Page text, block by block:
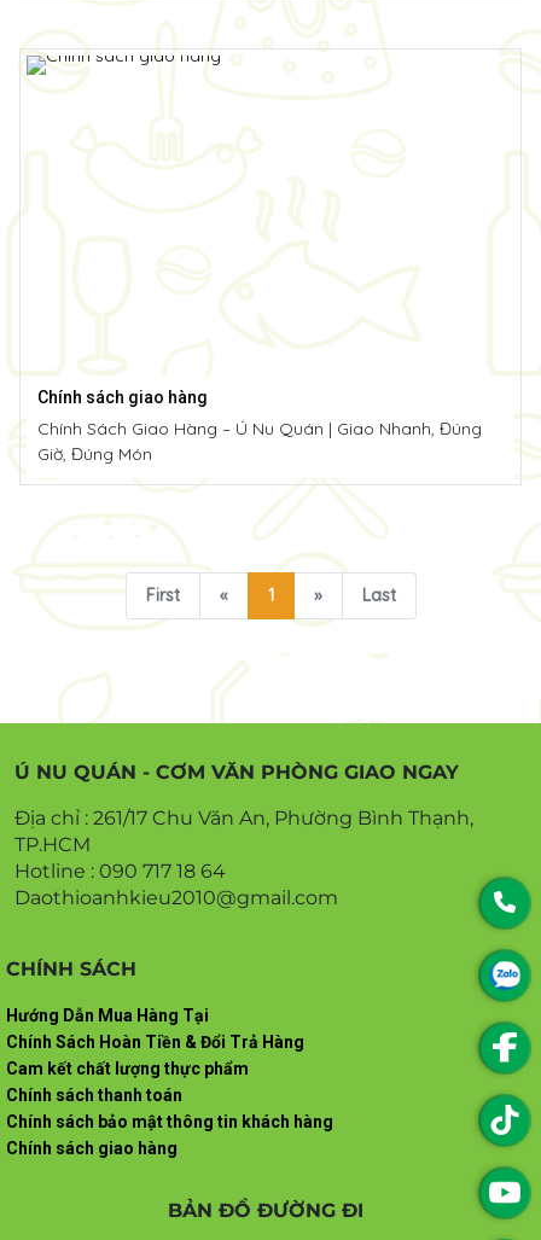
Chính sách giao hàng
Chính Sách Giao Hàng – Ú Nu Quán | Giao Nhanh, Đúng
Giờ, Đúng Món
First « 1 » Last
Ú NU QUÁN - CƠM VĂN PHÒNG GIAO NGAY
Địa chỉ : 261/17 Chu Văn An, Phường Bình Thạnh,
TP.HCM
Hotline : 090 717 18 64
Daothioanhkieu2010@gmail.com
CHÍNH SÁCH
Hướng Dẫn Mua Hàng Tại
Chính Sách Hoàn Tiền & Đổi Trả Hàng
Cam kết chất lượng thực phẩm
Chính sách thanh toán
Chính sách bảo mật thông tin khách hàng
Chính sách giao hàng
BẢN ĐỒ ĐƯỜNG ĐI